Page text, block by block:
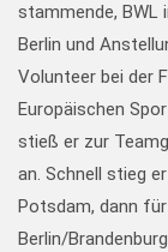
stammende, BWL
Berlin und
Volunteer bei der
Europäischen
stieß er zur
an. Schnell stieg
Potsdam, dann
Berlin/